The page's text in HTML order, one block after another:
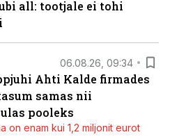
all: tootjale ei tohi
06.08.26, 09:34
Ahti Kalde firmades
samas nii
pooleks
on enam kui 1,2 miljonit eurot